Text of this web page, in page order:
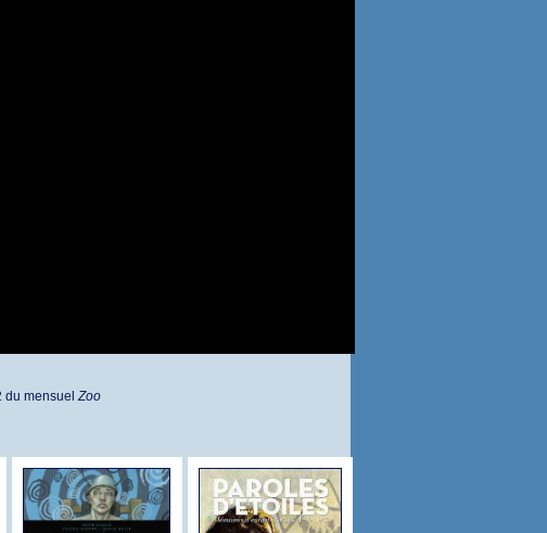
du mensuelZoo